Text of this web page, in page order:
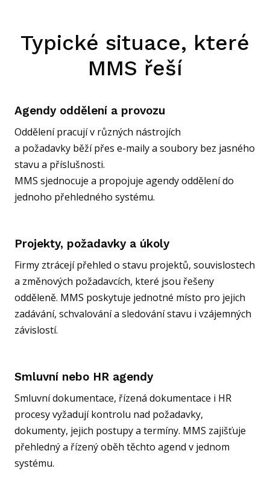
Typické situace, které
MMS řeší
Agendy oddělení a provozu
Oddělení pracují v různých nástrojích
a požadavky běží přes e-maily a soubory bez jasného
stavu a příslušnosti.
MMS sjednocuje a propojuje agendy oddělení do
jednoho přehledného systému.
Projekty, požadavky a úkoly
Firmy ztrácejí přehled o stavu projektů, souvislostech
a změnových požadavcích, které jsou řešeny
odděleně. MMS poskytuje jednotné místo pro jejich
zadávání, schvalování a sledování stavu i vzájemných
závislostí.
Smluvní nebo HR agendy
Smluvní dokumentace, řízená dokumentace i HR
procesy vyžadují kontrolu nad požadavky,
dokumenty, jejich postupy a termíny. MMS zajišťuje
přehledný a řízený oběh těchto agend v jednom
systému.